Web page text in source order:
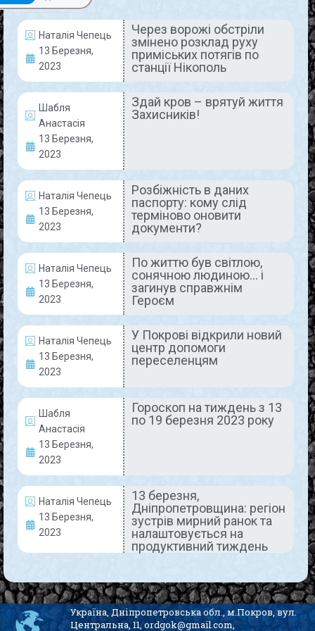
Наталія Чепець
13 Березня,
2023
Через ворожі обстріли
змінено розклад руху
приміських потягів по
станції Нікополь
Шабля
Анастасія
13 Березня,
2023
Здай кров – врятуй життя
Захисників!
Наталія Чепець
13 Березня,
2023
Розбіжність в даних
паспорту: кому слід
терміново оновити
документи?
Наталія Чепець
13 Березня,
2023
По життю був світлою,
сонячною людиною… і
загинув справжнім
Героєм
Наталія Чепець
13 Березня,
2023
У Покрові відкрили новий
центр допомоги
переселенцям
Шабля
Анастасія
13 Березня,
2023
Гороскоп на тиждень з 13
по 19 березня 2023 року
Наталія Чепець
13 Березня,
2023
13 березня,
Дніпропетровщина: регіон
зустрів мирний ранок та
налаштовується на
продуктивний тиждень
АКТУАЛЬНО
Через ворожі обстріли змінено
розклад руху приміських потягів
по станції Нікополь
АТ «Укрзалізниця» тимчасово змінила розклад
руху окремих приміських потягів Придніпровської
магістралі, зокрема по станції Нікополь, в сторону
Запорізького напрямку. Такий крок зумовлений
суттєвими пошкодженнями транспортної
READ MORE »
13 Березня, 2023 Коментарів немає
Здай кров – врятуй життя
Захисників!
Україна, Дніпропетровська обл., м.Покров, вул.
Центральна, 11, ordgok@gmail.com,